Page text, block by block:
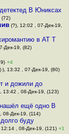
В Юниксах
(72)
(?), 12:02 , 07-Дек-19,
в AT T
Дек-19, (82)
+4
(-), 13:32 , 07-Дек-19, (80)
и дожили до
13:42 , 08-Дек-19, (123)
ещё одно B
08-Дек-19, (114)
буду
12:14 , 08-Дек-19, (121) +1